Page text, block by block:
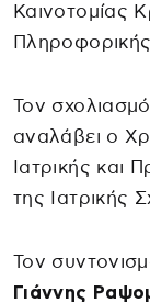
Καινοτομίας
Τον
αναλάβει ο
Ιατρικής και
της Ιατρικής
Τον
Γιάννης